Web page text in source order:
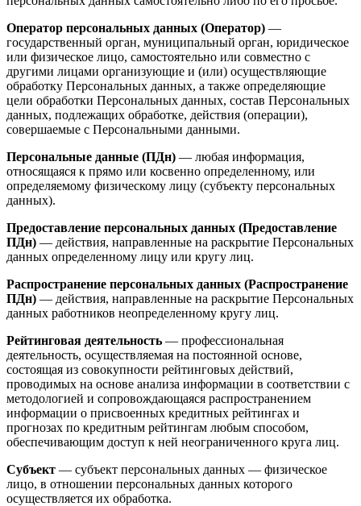
Оператор персональных данных (Оператор) —
государственный орган, муниципальный орган, юридическое
или физическое лицо, самостоятельно или совместно с
другими лицами организующие и (или) осуществляющие
обработку Персональных данных, а также определяющие
цели обработки Персональных данных, состав Персональных
данных, подлежащих обработке, действия (операции),
совершаемые с Персональными данными.
Персональные данные (ПДн) — любая информация,
относящаяся к прямо или косвенно определенному, или
определяемому физическому лицу (субъекту персональных
данных).
Предоставление персональных данных (Предоставление
ПДн) — действия, направленные на раскрытие Персональных
данных определенному лицу или кругу лиц.
Распространение персональных данных (Распространение
ПДн) — действия, направленные на раскрытие Персональных
данных работников неопределенному кругу лиц.
Рейтинговая деятельность — профессиональная
деятельность, осуществляемая на постоянной основе,
состоящая из совокупности рейтинговых действий,
проводимых на основе анализа информации в соответствии с
методологией и сопровождающаяся распространением
информации о присвоенных кредитных рейтингах и
прогнозах по кредитным рейтингам любым способом,
обеспечивающим доступ к ней неограниченного круга лиц.
Субъект — субъект персональных данных — физическое
лицо, в отношении персональных данных которого
осуществляется их обработка.